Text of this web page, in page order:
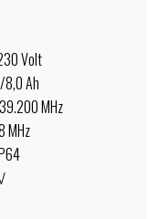
Volt
Ah
MHz
MHz